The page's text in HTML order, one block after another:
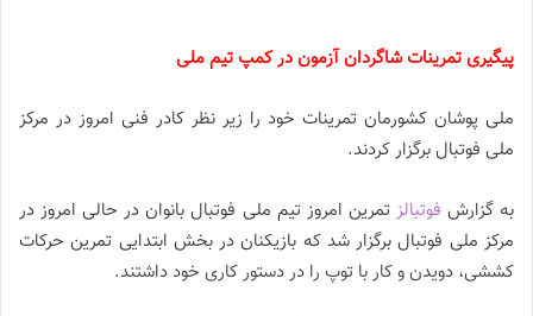
پیگیری تمرینات شاگردان آزمون در کمپ تیم ملی
ملی پوشان کشورمان تمرینات خود را زیر نظر کادر فنی امروز در مرکز
ملی فوتبال برگزار کردند.
به گزارش فوتبالز تمرین امروز تیم ملی فوتبال بانوان در حالی امروز در
مرکز ملی فوتبال برگزار شد که بازیکنان در بخش ابتدایی تمرین حرکات
کششی، دویدن و کار با توپ را در دستور کاری خود داشتند.